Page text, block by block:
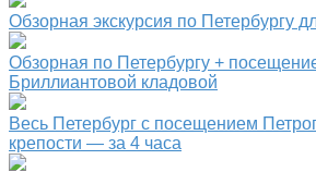
Обзорная экскурсия по Петербургу
Обзорная по Петербургу +
Бриллиантовой кладовой
Весь Петербург с посещением
крепости — за 4 часа